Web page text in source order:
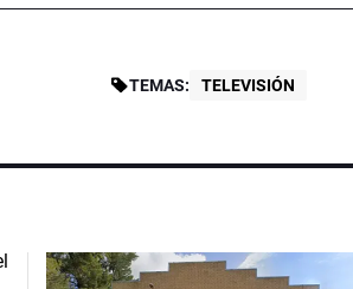
TEMAS: TELEVISIÓN